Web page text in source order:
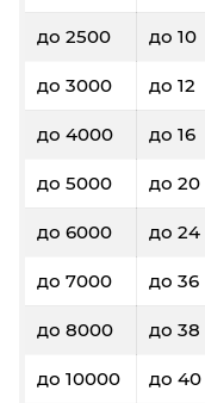
до 2500 до 10
до 3000 до 12
до 4000 до 16
до 5000 до 20
до 6000 до 24
до 7000 до 36
до 8000 до 38
до 10000 до 40